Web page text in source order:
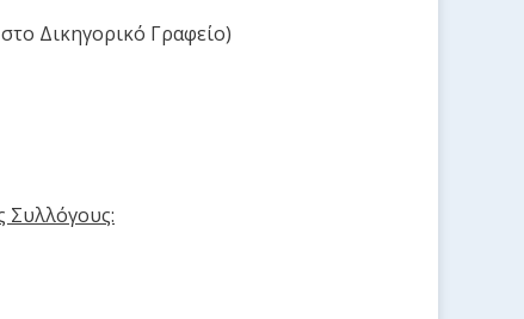
Δικηγορικό Γραφείο)
Συλλόγους: